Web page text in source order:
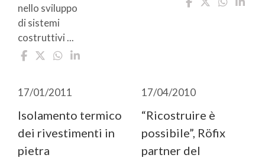
nello sviluppo
di sistemi
costruttivi ...
17/01/2011
Isolamento termico
dei rivestimenti in
pietra
17/04/2010
“Ricostruire è
possibile”, Röfix
partner del